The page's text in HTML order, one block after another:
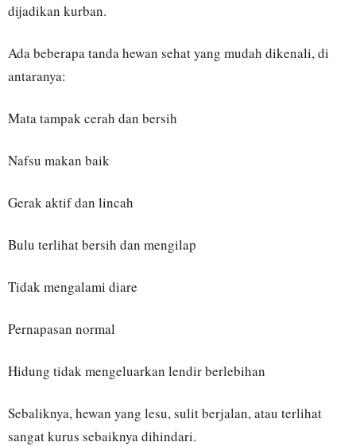
dijadikan kurban.
Ada beberapa tanda hewan sehat yang mudah dikenali, di
antaranya:
Mata tampak cerah dan bersih
Nafsu makan baik
Gerak aktif dan lincah
Bulu terlihat bersih dan mengilap
Tidak mengalami diare
Pernapasan normal
Hidung tidak mengeluarkan lendir berlebihan
Sebaliknya, hewan yang lesu, sulit berjalan, atau terlihat
sangat kurus sebaiknya dihindari.